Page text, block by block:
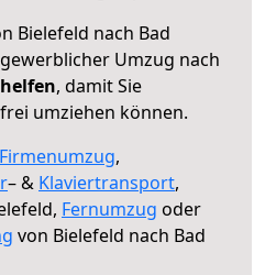
Bielefeld nach Bad
Umzug nach
, damit Sie
umziehen können.
Firmenumzug,
– & Klaviertransport,
Fernumzug oder
von Bielefeld nach Bad